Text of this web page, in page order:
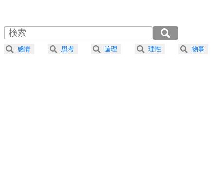
4 器の大きい人は、怒りを優しさで表現する。
プラス思考
2.0倍速 （432KB 1分50秒）
2.5倍速 （346KB 1分28秒）
3.0倍速 （288KB 1分13秒）
感情 思考 論理 理性 物事